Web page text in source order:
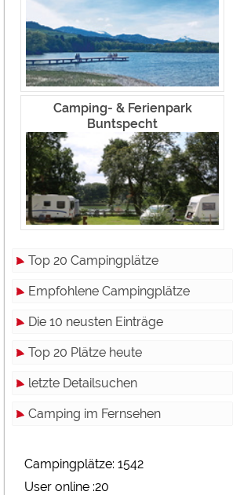
Camping- & Ferienpark
Buntspecht
Top 20 Campingplätze
Empfohlene Campingplätze
Die 10 neusten Einträge
Top 20 Plätze heute
letzte Detailsuchen
Camping im Fernsehen
Campingplätze: 1542
User online :20